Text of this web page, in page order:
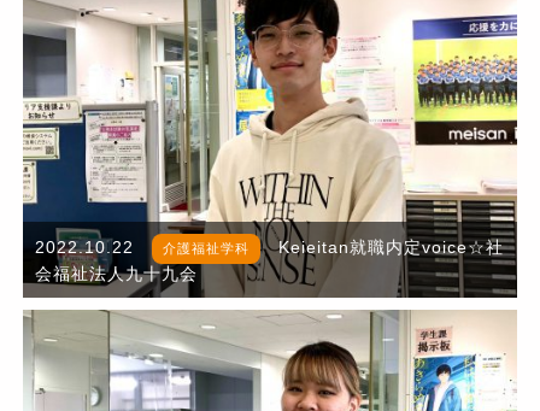
2022.10.22 介護福祉学科
Keieitan就職内定voice☆社
会福祉法人九十九会